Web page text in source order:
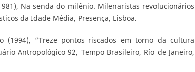
Na senda do milênio. Milenaristas revolucionários
da Idade Média, Presença, Lisboa.
(1994), “Treze pontos riscados em torno da cultura
Antropológico 92, Tempo Brasileiro, Río de Janeiro,